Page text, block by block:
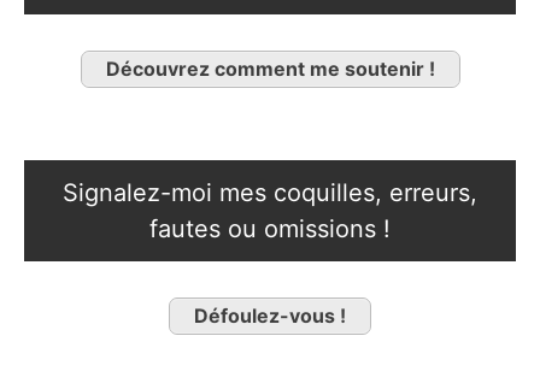
Découvrez comment me soutenir !
Signalez-moi mes coquilles, erreurs,
fautes ou omissions !
Défoulez-vous !